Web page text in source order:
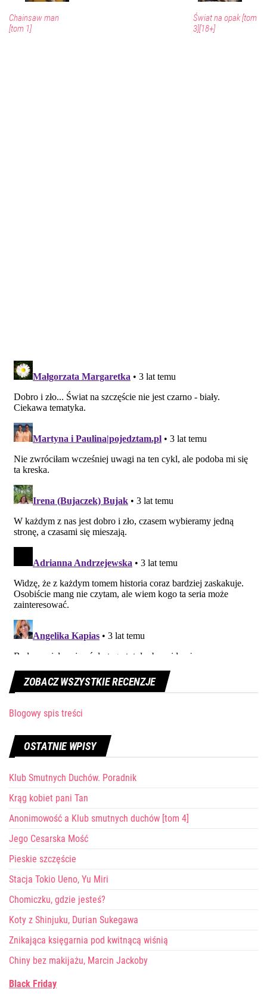
Chainsaw man
[tom 1]
Świat na opak [tom
3][18+]
ZOBACZ WSZYSTKIE RECENZJE
Blogowy spis treści
OSTATNIE WPISY
Klub Smutnych Duchów. Poradnik
Krąg kobiet pani Tan
Anonimowość a Klub smutnych duchów [tom 4]
Jego Cesarska Mość
Pieskie szczęście
Stacja Tokio Ueno, Yu Miri
Chomiczku, gdzie jesteś?
Koty z Shinjuku, Durian Sukegawa
Znikająca księgarnia pod kwitnącą wiśnią
Chiny bez makijażu, Marcin Jackoby
Black Friday